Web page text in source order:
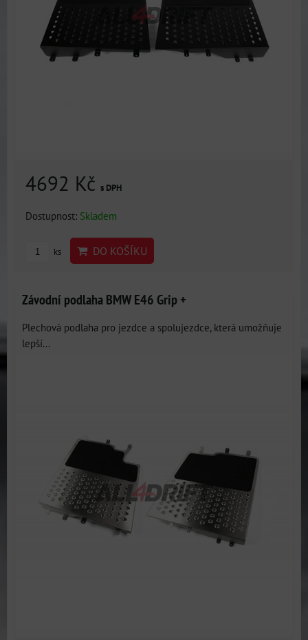
4692 Kč s DPH
Dostupnost: Skladem
ks DO KOŠÍKU
Závodní podlaha BMW E46 Grip +
Plechová podlaha pro jezdce a spolujezdce, která umožňuje
lepší...